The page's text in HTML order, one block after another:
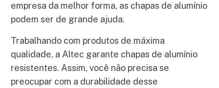
empresa da melhor forma, as chapas de alumínio
podem ser de grande ajuda.
Trabalhando com produtos de máxima
qualidade, a Altec garante chapas de alumínio
resistentes. Assim, você não precisa se
preocupar com a durabilidade desse